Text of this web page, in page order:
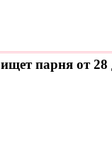
парня от 28